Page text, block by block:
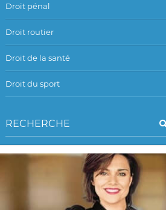
Droit pénal
Droit routier
Droit de la santé
Droit du sport